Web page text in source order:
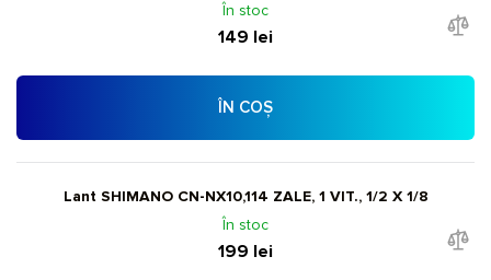
În stoc
149 lei
ÎN COȘ
Lant SHIMANO CN-NX10,114 ZALE, 1 VIT., 1/2 X 1/8
În stoc
199 lei